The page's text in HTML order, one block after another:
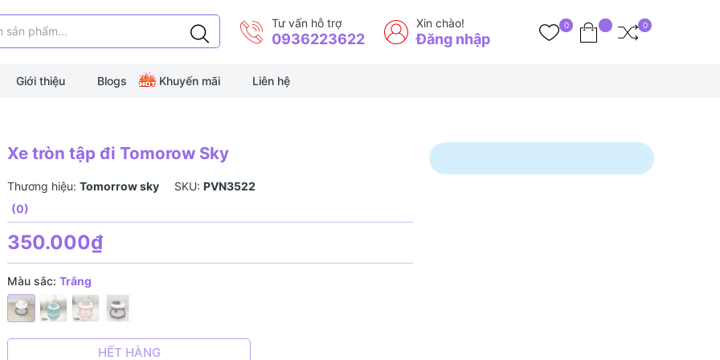
Tư vấn hỗ trợ
0936223622
Xin chào!
Đăng nhập
0 0
Giới thiệu Blogs Khuyến mãi Liên hệ
Xe tròn tập đi Tomorow Sky
Thương hiệu: Tomorrow sky SKU: PVN3522
(0)
350.000₫
Màu sắc: Trắng
HẾT HÀNG